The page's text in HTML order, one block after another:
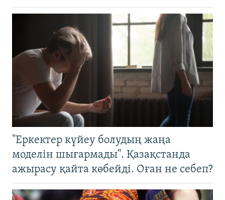
"Еркектер күйеу болудың жаңа
моделін шығармады". Қазақстанда
ажырасу қайта көбейді. Оған не себеп?